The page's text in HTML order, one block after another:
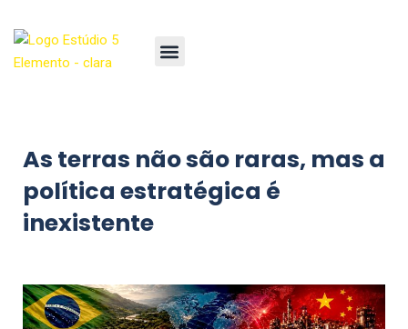
As terras não são raras, mas a
política estratégica é
inexistente